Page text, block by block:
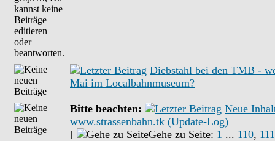
Diebstahl bei den TMB -
Mai im Localbahnmuseum?
Bitte beachten:
Neue
www.strassenbahn.tk (Update-Log)
[
Gehe zu Seite: 1 ... 110, 111